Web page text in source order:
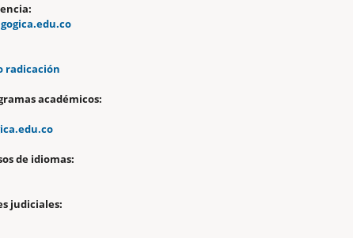
radicación
académicos:
de idiomas:
judiciales: